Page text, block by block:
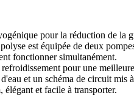
pour la réduction de la
est équipée de deux
fonctionner simultanément.
pour une
et un schéma de circuit mis
et facile à transporter.